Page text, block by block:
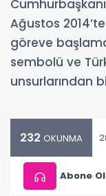
Ağustos
göreve
sembolü ve
unsurlarından
232 OKUNMA
Abone Ol